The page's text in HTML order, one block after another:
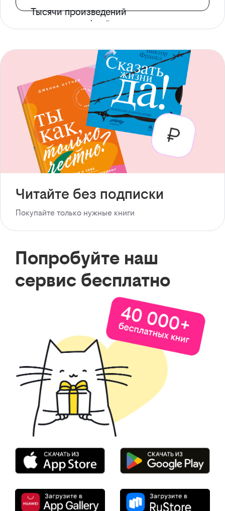
Тысячи произведений
с доступом офлайн
Читайте без подписки
Покупайте только нужные книги
Попробуйте наш
сервис бесплатно